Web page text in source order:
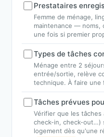
Prestataires
Femme de ménage,
maintenance — noms,
une fois si premier
Types de tâches
Ménage entre 2
entrée/sortie, relève
technique. À faire une
Tâches prévues
Vérifier que les tâches
check-in, check-out…)
logement dès qu'une